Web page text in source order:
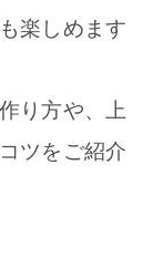
楽しめます
り方や、上
ツをご紹介